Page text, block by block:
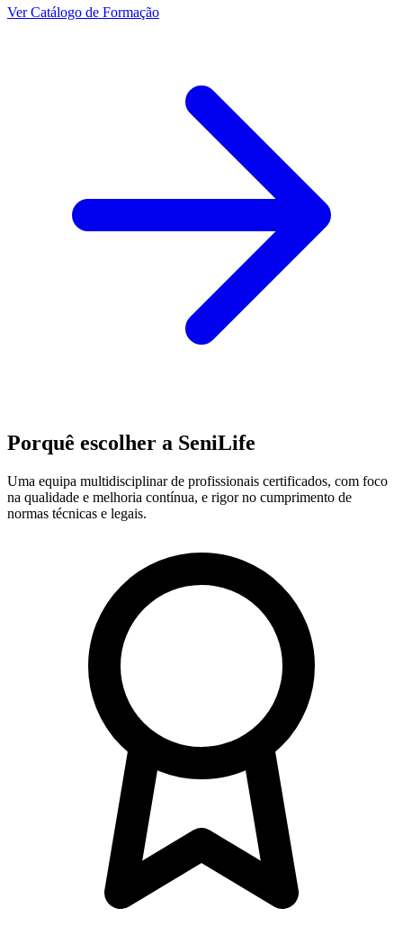
Ver Catálogo de Formação
Porquê escolher a SeniLife
Uma equipa multidisciplinar de profissionais certificados, com foco
na qualidade e melhoria contínua, e rigor no cumprimento de
normas técnicas e legais.